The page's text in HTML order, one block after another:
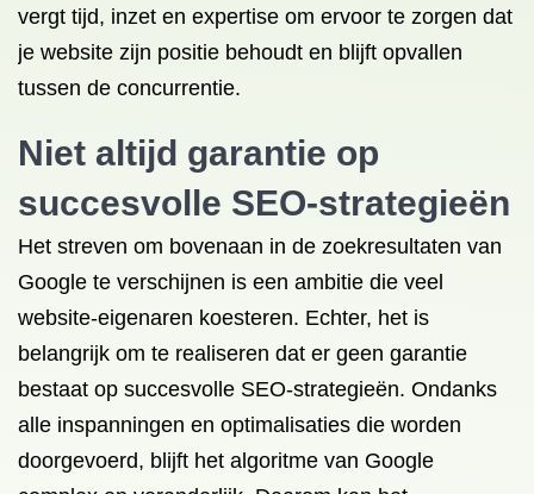
vergt tijd, inzet en expertise om ervoor te zorgen dat
je website zijn positie behoudt en blijft opvallen
tussen de concurrentie.
Niet altijd garantie op
succesvolle SEO-strategieën
Het streven om bovenaan in de zoekresultaten van
Google te verschijnen is een ambitie die veel
website-eigenaren koesteren. Echter, het is
belangrijk om te realiseren dat er geen garantie
bestaat op succesvolle SEO-strategieën. Ondanks
alle inspanningen en optimalisaties die worden
doorgevoerd, blijft het algoritme van Google